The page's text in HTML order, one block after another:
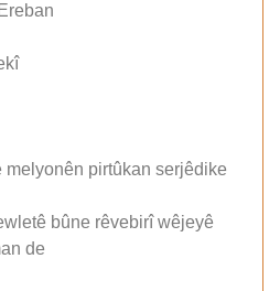
pirtûkan serjêdike
bûne rêvebirî wêjeyê
de